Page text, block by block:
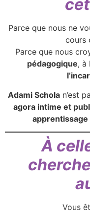
Parce que nous ne
cours
Parce que nous
pédagogique, à
Adami Schola n’est
agora intime et
À
Vous